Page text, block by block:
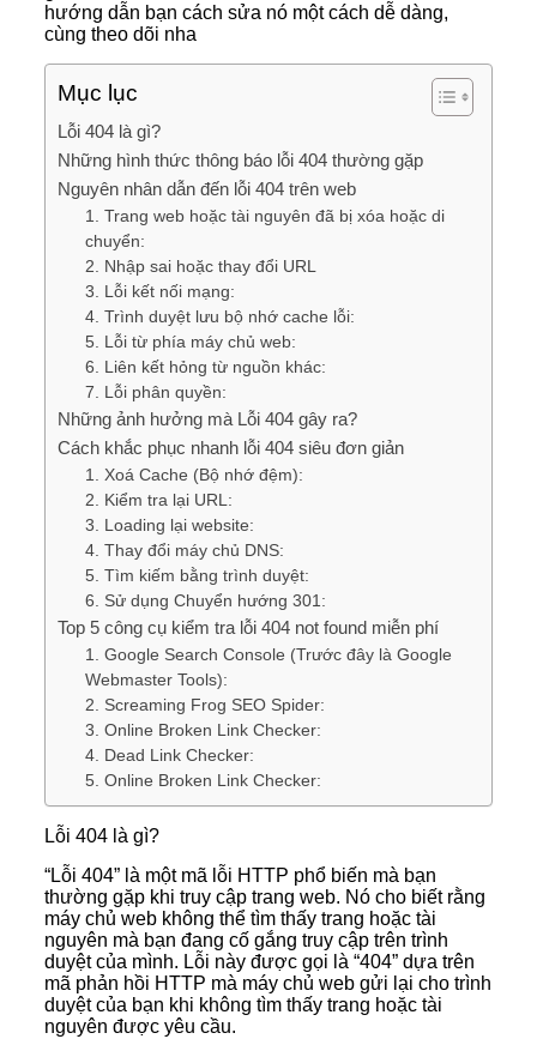
hướng dẫn bạn cách sửa nó một cách dễ dàng,
cùng theo dõi nha
Mục lục
Lỗi 404 là gì?
Những hình thức thông báo lỗi 404 thường gặp
Nguyên nhân dẫn đến lỗi 404 trên web
1. Trang web hoặc tài nguyên đã bị xóa hoặc di
chuyển:
2. Nhập sai hoặc thay đổi URL
3. Lỗi kết nối mạng:
4. Trình duyệt lưu bộ nhớ cache lỗi:
5. Lỗi từ phía máy chủ web:
6. Liên kết hỏng từ nguồn khác:
7. Lỗi phân quyền:
Những ảnh hưởng mà Lỗi 404 gây ra?
Cách khắc phục nhanh lỗi 404 siêu đơn giản
1. Xoá Cache (Bộ nhớ đệm):
2. Kiểm tra lại URL:
3. Loading lại website:
4. Thay đổi máy chủ DNS:
5. Tìm kiếm bằng trình duyệt:
6. Sử dụng Chuyển hướng 301:
Top 5 công cụ kiểm tra lỗi 404 not found miễn phí
1. Google Search Console (Trước đây là Google
Webmaster Tools):
2. Screaming Frog SEO Spider:
3. Online Broken Link Checker:
4. Dead Link Checker:
5. Online Broken Link Checker:
Lỗi 404 là gì?
“Lỗi 404” là một mã lỗi HTTP phổ biến mà bạn
thường gặp khi truy cập trang web. Nó cho biết rằng
máy chủ web không thể tìm thấy trang hoặc tài
nguyên mà bạn đang cố gắng truy cập trên trình
duyệt của mình. Lỗi này được gọi là “404” dựa trên
mã phản hồi HTTP mà máy chủ web gửi lại cho trình
duyệt của bạn khi không tìm thấy trang hoặc tài
nguyên được yêu cầu.